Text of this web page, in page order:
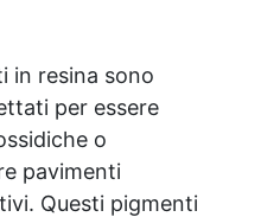
in resina sono
per essere
o
pavimenti
Questi pigmenti